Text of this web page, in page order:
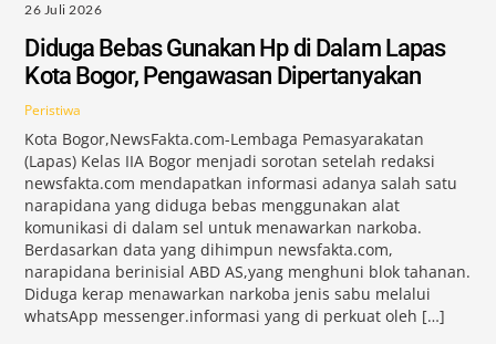
26 Juli 2026
Diduga Bebas Gunakan Hp di Dalam Lapas
Kota Bogor, Pengawasan Dipertanyakan
Peristiwa
Kota Bogor,NewsFakta.com-Lembaga Pemasyarakatan
(Lapas) Kelas IIA Bogor menjadi sorotan setelah redaksi
newsfakta.com mendapatkan informasi adanya salah satu
narapidana yang diduga bebas menggunakan alat
komunikasi di dalam sel untuk menawarkan narkoba.
Berdasarkan data yang dihimpun newsfakta.com,
narapidana berinisial ABD AS,yang menghuni blok tahanan.
Diduga kerap menawarkan narkoba jenis sabu melalui
whatsApp messenger.informasi yang di perkuat oleh […]